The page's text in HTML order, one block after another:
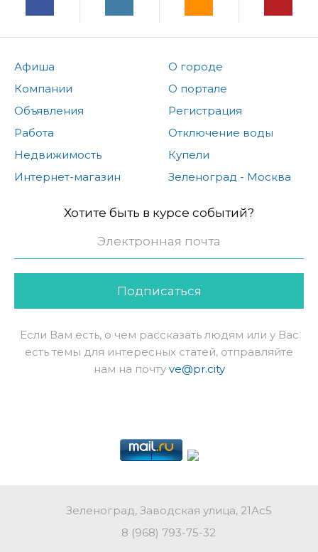
Афиша
Компании
Объявления
Работа
Недвижимость
Интернет-магазин
О городе
О портале
Регистрация
Отключение воды
Купели
Зеленоград - Москва
Хотите быть в курсе событий?
Подписаться
Если Вам есть, о чем рассказать людям или у Вас
есть темы для интересных статей, отправляйте
нам на почту ve@pr.city
Зеленоград, Заводская улица, 21Ас5
8 (968) 793-75-32